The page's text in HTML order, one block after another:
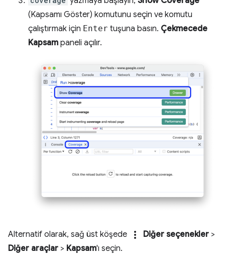
(Kapsamı Göster) komutunu seçin ve komutu
çalıştırmak için Enter tuşuna basın. Çekmecede
Kapsam paneli açılır.
Alternatif olarak, sağ üst köşede more_vert Diğer seçenekler >
Diğer araçlar > Kapsam'ı seçin.